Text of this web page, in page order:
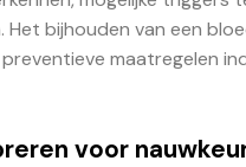
bijhouden van een
maatregelen
voor